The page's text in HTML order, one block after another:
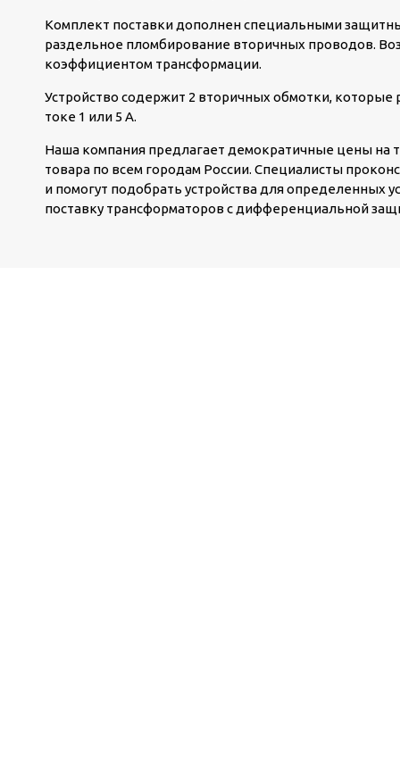
Комплект поставки дополнен специальными
раздельное пломбирование вторичных проводов.
коэффициентом трансформации.
Устройство содержит 2 вторичных обмотки,
токе 1 или 5 А.
Наша компания предлагает демократичные цены на
товара по всем городам России. Специалисты
и помогут подобрать устройства для определенных
поставку трансформаторов с дифференциальной